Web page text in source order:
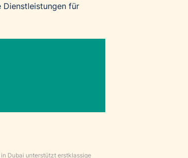
für
Dubai unterstützt erstklassige